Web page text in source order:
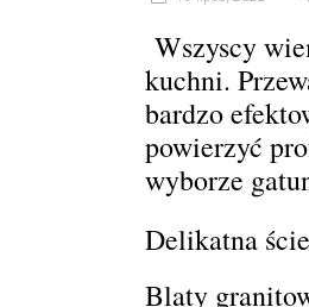
Wszyscy
kuchni.
bardzo
powierzyć
wyborze
Delikatna
Blaty